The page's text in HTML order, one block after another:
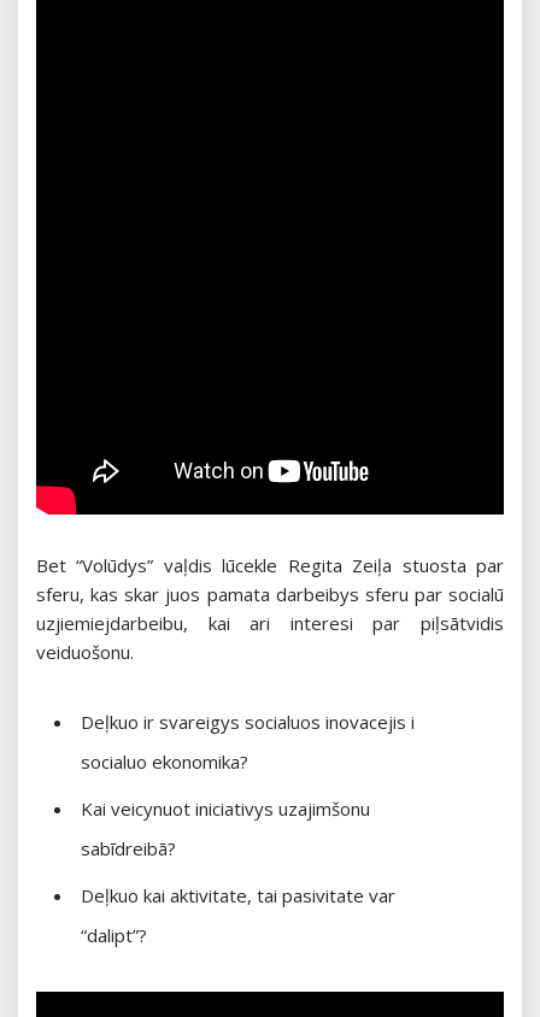
Bet “Volūdys” vaļdis lūcekle Regita Zeiļa stuosta par
sferu, kas skar juos pamata darbeibys sferu par socialū
uzjiemiejdarbeibu, kai ari interesi par piļsātvidis
veiduošonu.
Deļkuo ir svareigys socialuos inovacejis i
socialuo ekonomika?
Kai veicynuot iniciativys uzajimšonu
sabīdreibā?
Deļkuo kai aktivitate, tai pasivitate var
“dalipt”?